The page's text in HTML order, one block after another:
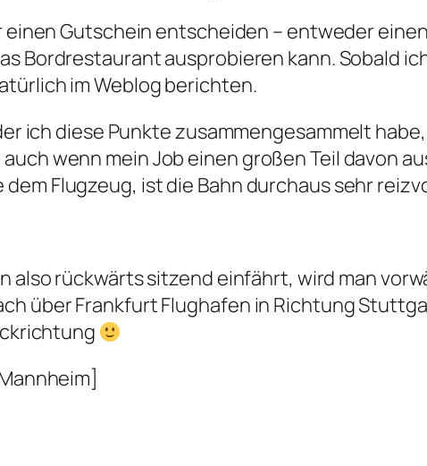
einen Gutschein entscheiden – entweder
Bordrestaurant ausprobieren kann. Sobald
im Weblog berichten.
ich diese Punkte zusammengesammelt
wenn mein Job einen großen Teil davon
Flugzeug, ist die Bahn durchaus sehr
also rückwärts sitzend einfährt, wird man
über Frankfurt Flughafen in Richtung